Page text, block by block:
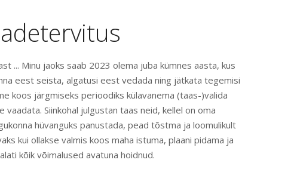
... Minu jaoks saab 2023 olema juba kümnes aasta, kus
eest seista, algatusi eest vedada ning jätkata tegemisi
koos järgmiseks perioodiks külavanema (taas-)valida
Siinkohal julgustan taas neid, kellel on oma
hüvanguks panustada, pead tõstma ja loomulikult
kui ollakse valmis koos maha istuma, plaani pidama ja
kõik võimalused avatuna hoidnud.